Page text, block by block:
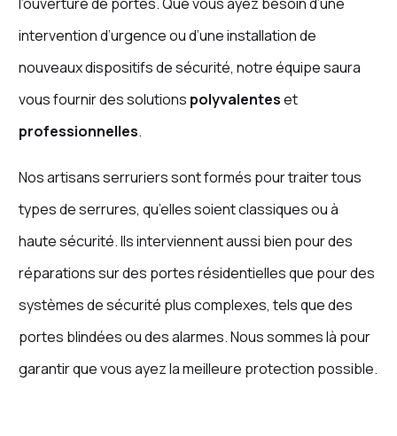
intervention d’urgence ou d’une installation de
nouveaux dispositifs de sécurité, notre équipe saura
vous fournir des solutions polyvalenteset
professionnelles.
Nos artisans serruriers sont formés pour traiter tous
types de serrures, qu’elles soient classiques ou à
haute sécurité. Ils interviennent aussi bien pour des
réparations sur des portes résidentielles que pour des
systèmes de sécurité plus complexes, tels que des
portes blindées ou des alarmes. Nous sommes là pour
garantir que vous ayez la meilleure protection possible.